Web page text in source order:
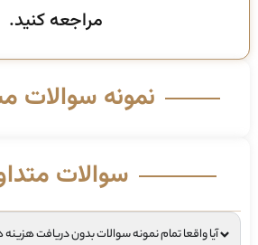
مراجعه کنید.
نمونه سوالات
سوالات
آیا واقعا تمام نمونه سوالات بدون دریافت